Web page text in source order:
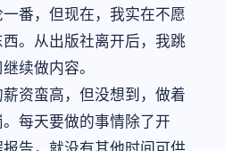
番，但现在，我实在不愿
。从出版社离开后，我跳
续做内容。
资蛮高，但没想到，做着
每天要做的事情除了开